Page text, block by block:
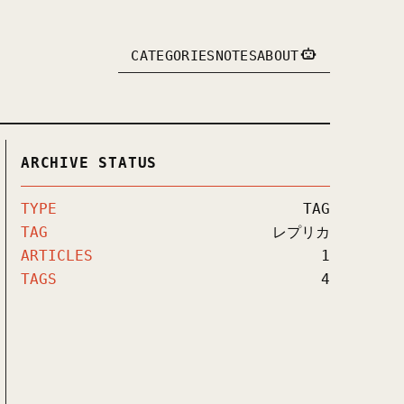
CATEGORIESNOTESABOUT
ARCHIVE STATUS
TYPE
TAG
TAG
レプリカ
ARTICLES
1
TAGS
4